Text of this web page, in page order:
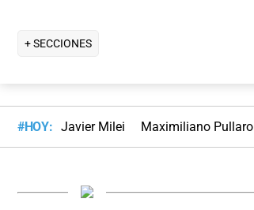
+ SECCIONES
#HOY: Javier Milei Maximiliano Pullaro